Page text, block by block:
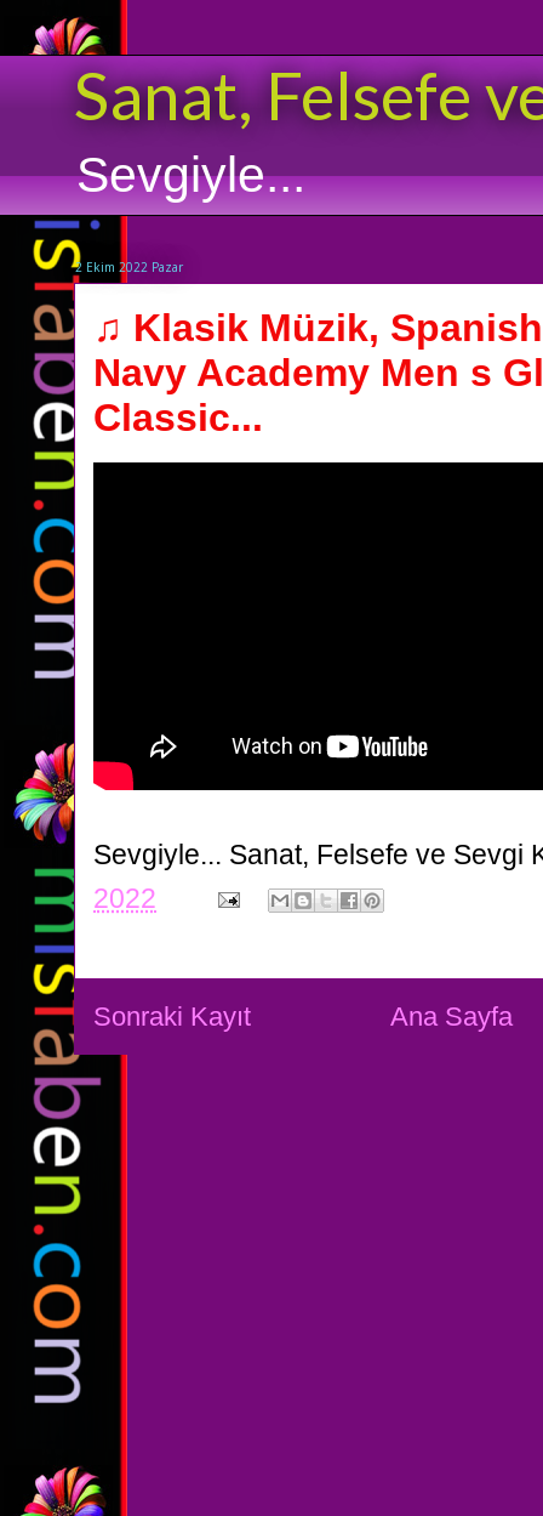
Sanat, Felsefe
Sevgiyle...
2 Ekim 2022 Pazar
♫ Klasik Müzik,
Navy Academy Men s
Classic...
Sevgiyle... Sanat, Felsefe ve Sevgi
2022
Sonraki Kayıt Ana Sayfa